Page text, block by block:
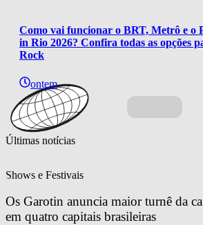
Como vai funcionar o BRT, Metrô e o
in Rio 2026? Confira todas as opções
Rock
ontem
Últimas notícias
Shows e Festivais
Os Garotin anuncia maior turnê da
em quatro capitais brasileiras